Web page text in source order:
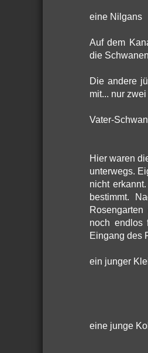
eine Nilgans
Auf dem
die
Die andere
mit... nur
Vater-
Hier waren
unterwegs.
nicht
bestimmt.
noch endlos
Eingang des
ein junger
eine junge